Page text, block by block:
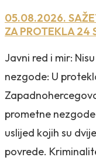
05.08.2026.
ZA PROTEKLA 24
Javni red i mir:
nezgode: U
prometne
uslijed kojih su
povrede.